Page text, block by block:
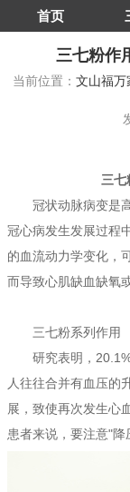
首页
三七粉作
当前位置： 文山福万
三七
冠状动脉病变是
冠心病发生发展过程
的血流动力学变化，
而导致心肌缺血缺氧
三七粉系列作用
研究表明，
人往往合并有血压的
展，致使再次发生心
患者来说，要注意"降